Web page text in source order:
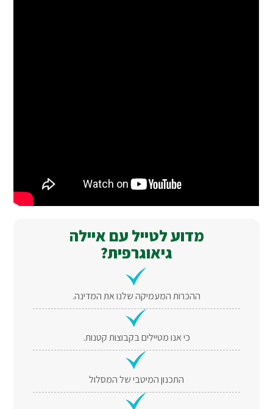
מדוע לטייל עם איילה
גיאוגרפית?
ההכרות המעמיקה שלנו את המדינה.
כי אנו מטיילים בקבוצות קטנות.
התכנון המיטבי של המסלול